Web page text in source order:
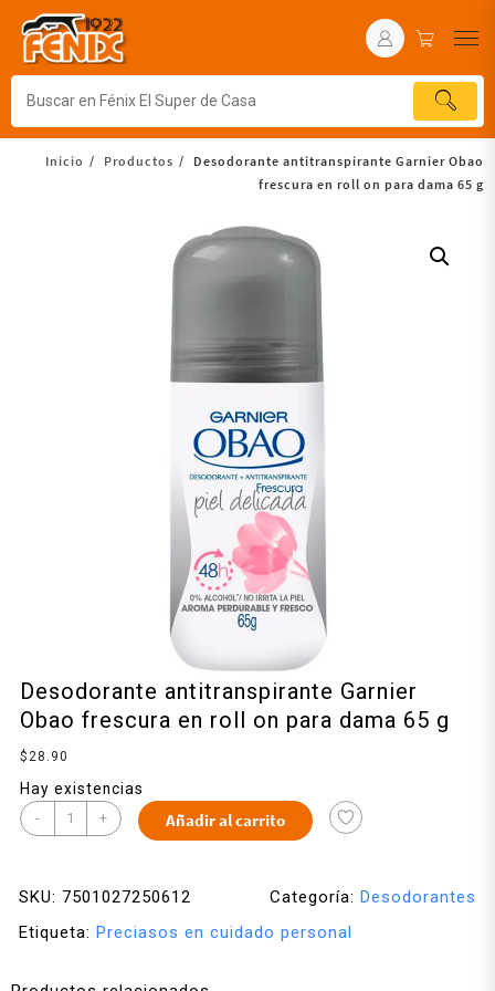
Inicio Productos
Desodorante antitranspirante Garnier Obao
frescura en roll on para dama 65 g
Desodorante antitranspirante Garnier
Obao frescura en roll on para dama 65 g
$28.90
Hay existencias
- + Añadir al carrito
SKU: 7501027250612 Categoría: Desodorantes
Etiqueta: Preciasos en cuidado personal